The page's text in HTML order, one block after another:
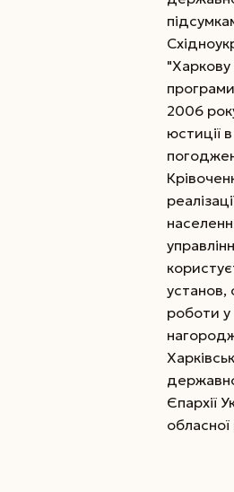
"Харкову
2006
юстиції
установ,
роботи у
Єпархії